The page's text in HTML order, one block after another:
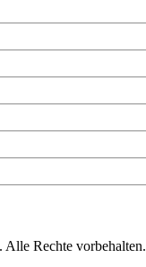
Rechte vorbehalten.